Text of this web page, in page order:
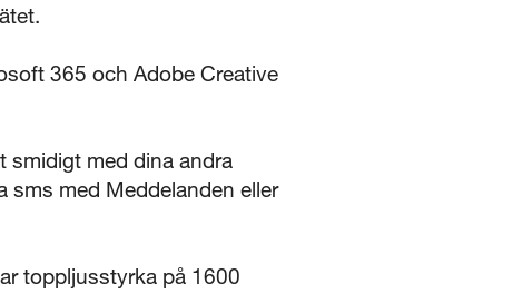
365 och Adobe Creative
smidigt med dina andra
sms med Meddelanden eller
toppljusstyrka på 1600